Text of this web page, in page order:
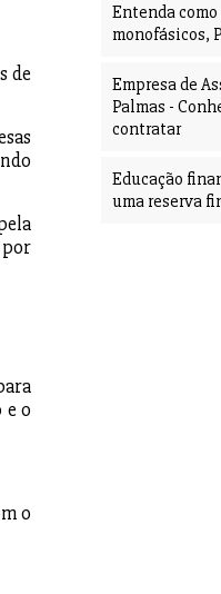
de
por
e o
o
Entenda
monofásicos,
Empresa de
Palmas -
contratar
Educação
uma reserva